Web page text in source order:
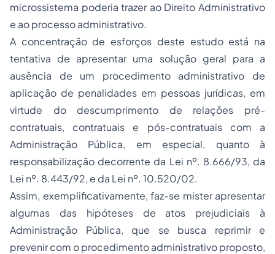
microssistema poderia trazer ao Direito Administrativo
e ao processo administrativo.
A concentração de esforços deste estudo está na
tentativa de apresentar uma solução geral para a
ausência de um procedimento administrativo de
aplicação de penalidades em pessoas jurídicas, em
virtude do descumprimento de relações pré-
contratuais, contratuais e pós-contratuais com a
Administração Pública, em especial, quanto à
responsabilização decorrente da Lei nº. 8.666/93, da
Lei nº. 8.443/92, e da Lei nº. 10.520/02.
Assim, exemplificativamente, faz-se mister apresentar
algumas das hipóteses de atos prejudiciais à
Administração Pública, que se busca reprimir e
prevenir com o procedimento administrativo proposto,